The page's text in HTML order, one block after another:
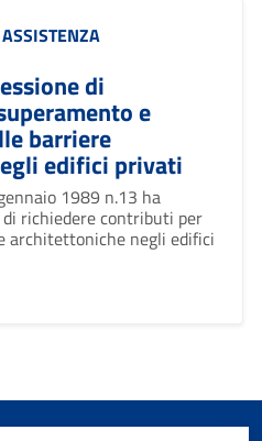
di
e
barriere
edifici privati
1989 n.13 ha
richiedere contributi per
architettoniche negli edifici